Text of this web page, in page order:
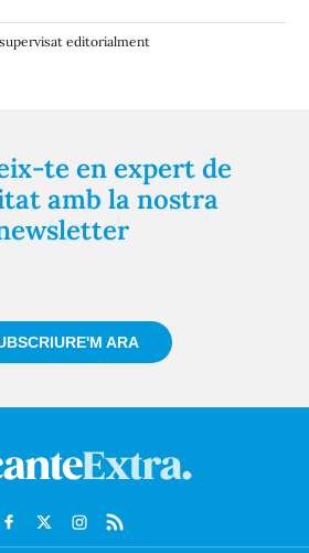
editorialment
te en expert de
amb la nostra
ARA